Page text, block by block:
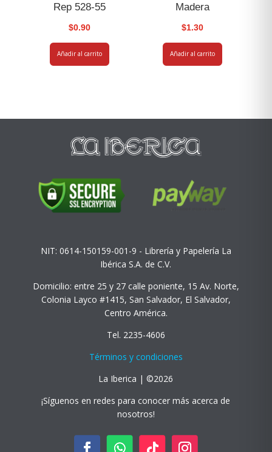
Rep 528-55
$0.90
Añadir al carrito
Madera
$1.30
Añadir al carrito
NIT: 0614-150159-001-9 - Librería y Papelería La
Ibérica S.A. de C.V.
Domicilio: entre 25 y 27 calle poniente, 15 Av. Norte,
Colonia Layco #1415, San Salvador, El Salvador,
Centro América.
Tel. 2235-4606
Términos y condiciones
La Iberica | ©2026
¡Síguenos en redes para conocer más acerca de
nosotros!